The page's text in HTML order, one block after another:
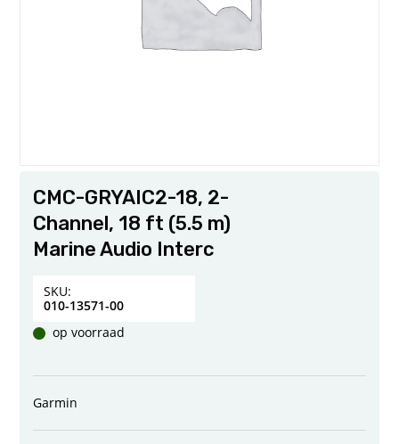
CMC-GRYAIC2-18, 2-
Channel, 18 ft (5.5 m)
Marine Audio Interc
SKU:
010-13571-00
op voorraad
Garmin